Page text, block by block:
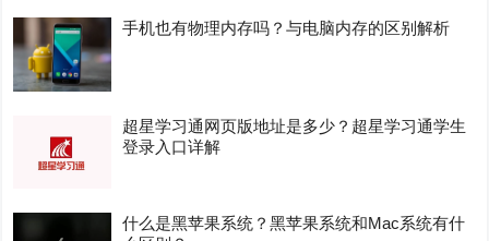
手机也有物理内存吗？与电脑内存的区别解析
超星学习通网页版地址是多少？超星学习通学生
登录入口详解
什么是黑苹果系统？黑苹果系统和Mac系统有什